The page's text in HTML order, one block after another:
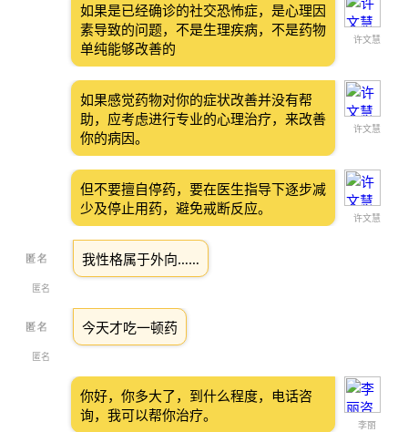
许文慧
如果是已经确诊的社交恐怖症，是心理因
素导致的问题，不是生理疾病，不是药物
单纯能够改善的
许文慧
如果感觉药物对你的症状改善并没有帮
助，应考虑进行专业的心理治疗，来改善
你的病因。
许文慧
但不要擅自停药，要在医生指导下逐步减
少及停止用药，避免戒断反应。
匿名
我性格属于外向……
匿名
今天才吃一顿药
李丽
你好，你多大了，到什么程度，电话咨
询，我可以帮你治疗。